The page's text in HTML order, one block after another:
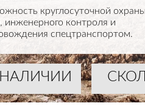
круглосуточной охраны
инженерного контроля и
спецтранспортом.
НАЛИЧИИ